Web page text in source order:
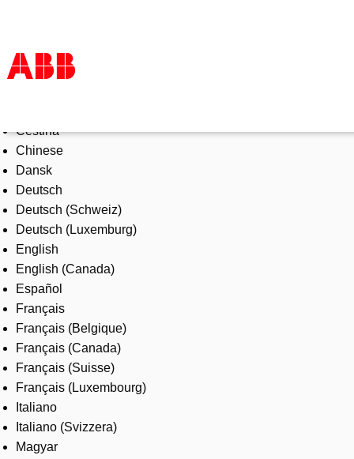
Products & Solutions
Industries
Services
About us
Where to buy
Contact us
Careers
Čeština
Chinese
Dansk
Deutsch
Deutsch (Schweiz)
Deutsch (Luxemburg)
English
English (Canada)
Español
Français
Français (Belgique)
Français (Canada)
Français (Suisse)
Français (Luxembourg)
Italiano
Italiano (Svizzera)
Magyar